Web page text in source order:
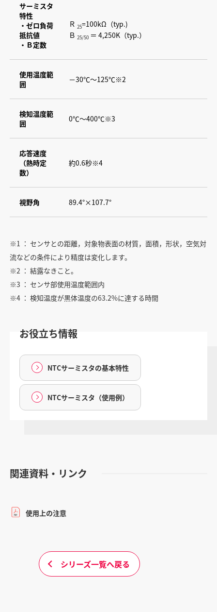
サーミスタ
特性
・ゼロ負荷
抵抗値
・Ｂ定数
Ｒ 25=100kΩ（typ.)
Ｂ 25/50 ＝ 4,250K（typ.）
使用温度範
囲
－30℃～125℃※2
検知温度範
囲
0℃～400℃※3
応答速度
（熱時定
数）
約0.6秒※4
視野角 89.4°×107.7°
※1 ： センサとの距離，対象物表面の材質，面積，形状，空気対
流などの条件により精度は変化します。
※2 ： 結露なきこと。
※3 ： センサ部使用温度範囲内
※4 ： 検知温度が黒体温度の63.2%に達する時間
お役立ち情報
NTCサーミスタの基本特性
NTCサーミスタ（使用例）
関連資料・リンク
使用上の注意
シリーズ一覧へ戻る